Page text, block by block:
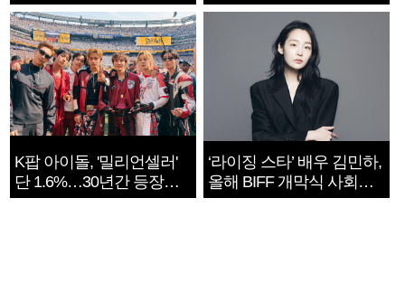
지는 ‘전쟁 속죄’
K팝 아이돌, '밀리언셀러'
단 1.6%…30년간 등장
1182개팀 전수조사
‘라이징 스타’ 배우 김민하,
올해 BIFF 개막식 사회자
확정